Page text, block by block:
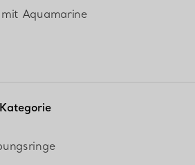
mit Aquamarine